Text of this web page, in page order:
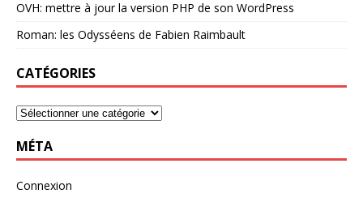
OVH: mettre à jour la version PHP de son WordPress
Roman: les Odysséens de Fabien Raimbault
CATÉGORIES
MÉTA
Connexion